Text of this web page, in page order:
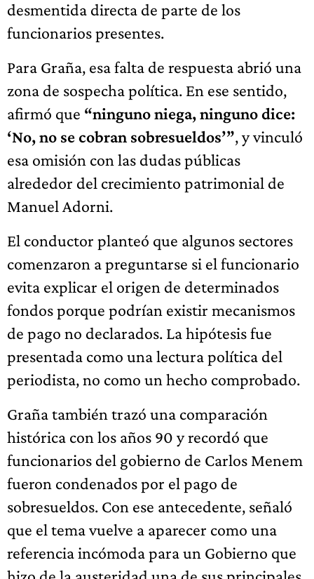
desmentida directa de parte de los
funcionarios presentes.
Para Graña, esa falta de respuesta abrió una
zona de sospecha política. En ese sentido,
afirmó que “ninguno niega, ninguno dice:
‘No, no se cobran sobresueldos’”, y vinculó
esa omisión con las dudas públicas
alrededor del crecimiento patrimonial de
Manuel Adorni.
El conductor planteó que algunos sectores
comenzaron a preguntarse si el funcionario
evita explicar el origen de determinados
fondos porque podrían existir mecanismos
de pago no declarados. La hipótesis fue
presentada como una lectura política del
periodista, no como un hecho comprobado.
Graña también trazó una comparación
histórica con los años 90 y recordó que
funcionarios del gobierno de Carlos Menem
fueron condenados por el pago de
sobresueldos. Con ese antecedente, señaló
que el tema vuelve a aparecer como una
referencia incómoda para un Gobierno que